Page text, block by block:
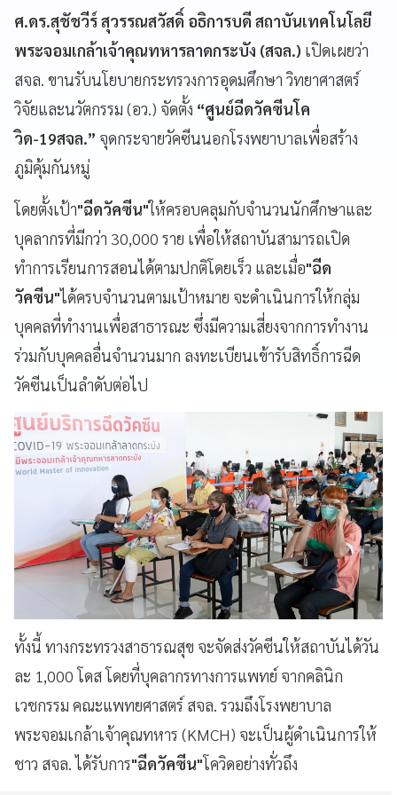
ศ.ดร.สุชัชวีร์ สุวรรณสวัสดิ์ อธิการบดี สถาบันเทคโนโลยี
พระจอมเกล้าเจ้าคุณทหารลาดกระบัง (สจล.) เปิดเผยว่า
สจล. ขานรับนโยบายกระทรวงการอุดมศึกษา วิทยาศาสตร์
วิจัยและนวัตกรรม (อว.) จัดตั้ง “ศูนย์ฉีดวัคซีนโค
วิด-19สจล.” จุดกระจายวัคซีนนอกโรงพยาบาลเพื่อสร้าง
ภูมิคุ้มกันหมู่
โดยตั้งเป้า"ฉีดวัคซีน"ให้ครอบคลุมกับจำนวนนักศึกษาและ
บุคลากรที่มีกว่า 30,000 ราย เพื่อให้สถาบันสามารถเปิด
ทำการเรียนการสอนได้ตามปกติโดยเร็ว และเมื่อ"ฉีด
วัคซีน"ได้ครบจำนวนตามเป้าหมาย จะดำเนินการให้กลุ่ม
บุคคลที่ทำงานเพื่อสาธารณะ ซึ่งมีความเสี่ยงจากการทำงาน
ร่วมกับบุคคลอื่นจำนวนมาก ลงทะเบียนเข้ารับสิทธิ์การฉีด
วัคซีนเป็นลำดับต่อไป
ทั้งนี้ ทางกระทรวงสาธารณสุข จะจัดส่งวัคซีนให้สถาบันได้วัน
ละ 1,000โดส โดยที่บุคลากรทางการแพทย์ จากคลินิก
เวชกรรม คณะแพทยศาสตร์ สจล. รวมถึงโรงพยาบาล
พระจอมเกล้าเจ้าคุณทหาร (KMCH) จะเป็นผู้ดำเนินการให้
ชาว สจล. ได้รับการ"ฉีดวัคซีน"โควิดอย่างทั่วถึง